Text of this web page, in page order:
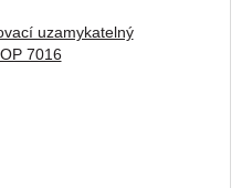
uzamykatelný
7016